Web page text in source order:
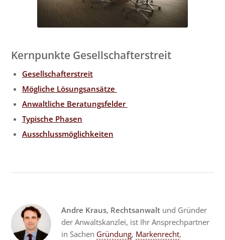
Kernpunkte Gesellschafterstreit
Gesellschafterstreit
Mögliche Lösungsansätze
Anwaltliche Beratungsfelder
Typische Phasen
Ausschlussmöglichkeiten
Andre Kraus, Rechtsanwalt und Gründer
der Anwaltskanzlei, ist Ihr Ansprechpartner
in Sachen Gründung, Markenrecht,